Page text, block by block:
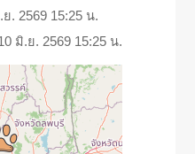
ย. 2569 15:25 น.
มิ.ย. 2569 15:25 น.